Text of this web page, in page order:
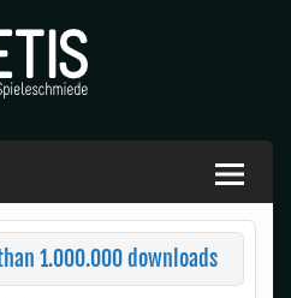
1.000.000 downloads